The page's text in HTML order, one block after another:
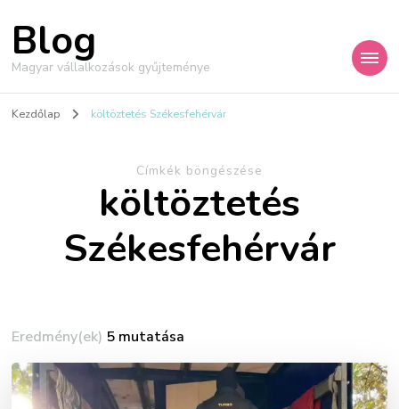
Blog
Magyar vállalkozások gyűjteménye
Kezdőlap költöztetés Székesfehérvár
Címkék böngészése
költöztetés
Székesfehérvár
Eredmény(ek) 5 mutatása